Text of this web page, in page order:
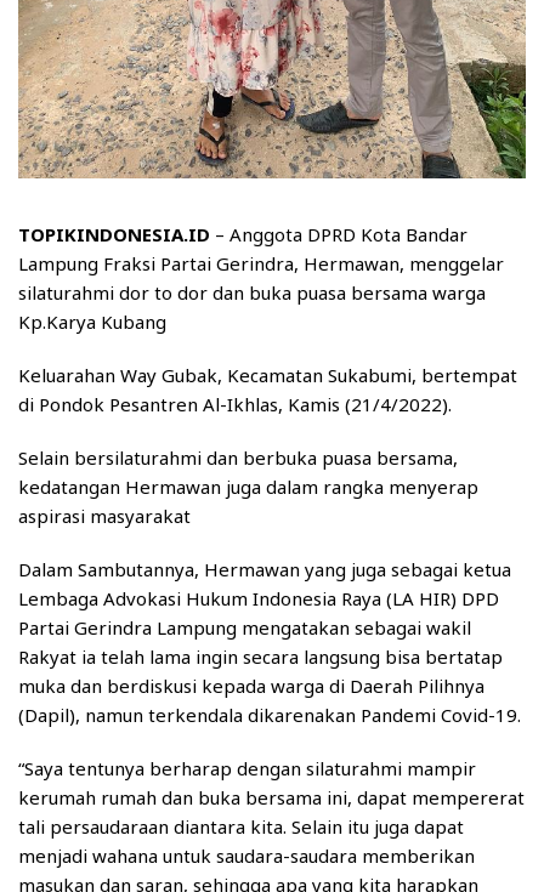
TOPIKINDONESIA.ID – Anggota DPRD Kota Bandar
Lampung Fraksi Partai Gerindra, Hermawan, menggelar
silaturahmi dor to dor dan buka puasa bersama warga
Kp.Karya Kubang
Keluarahan Way Gubak, Kecamatan Sukabumi, bertempat
di Pondok Pesantren Al-Ikhlas, Kamis (21/4/2022).
Selain bersilaturahmi dan berbuka puasa bersama,
kedatangan Hermawan juga dalam rangka menyerap
aspirasi masyarakat
Dalam Sambutannya, Hermawan yang juga sebagai ketua
Lembaga Advokasi Hukum Indonesia Raya (LA HIR) DPD
Partai Gerindra Lampung mengatakan sebagai wakil
Rakyat ia telah lama ingin secara langsung bisa bertatap
muka dan berdiskusi kepada warga di Daerah Pilihnya
(Dapil), namun terkendala dikarenakan Pandemi Covid-19.
“Saya tentunya berharap dengan silaturahmi mampir
kerumah rumah dan buka bersama ini, dapat mempererat
tali persaudaraan diantara kita. Selain itu juga dapat
menjadi wahana untuk saudara-saudara memberikan
masukan dan saran, sehingga apa yang kita harapkan